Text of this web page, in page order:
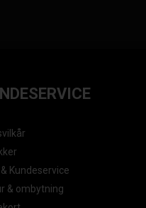
& Kundeservice
& ombytning